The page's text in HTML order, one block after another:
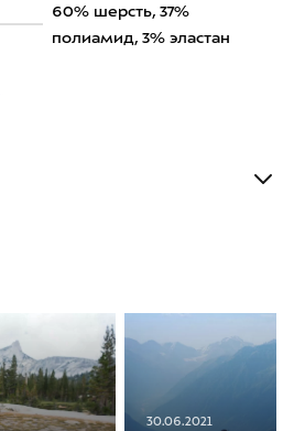
60% шерсть, 37%
полиамид, 3% эластан
30.06.2021